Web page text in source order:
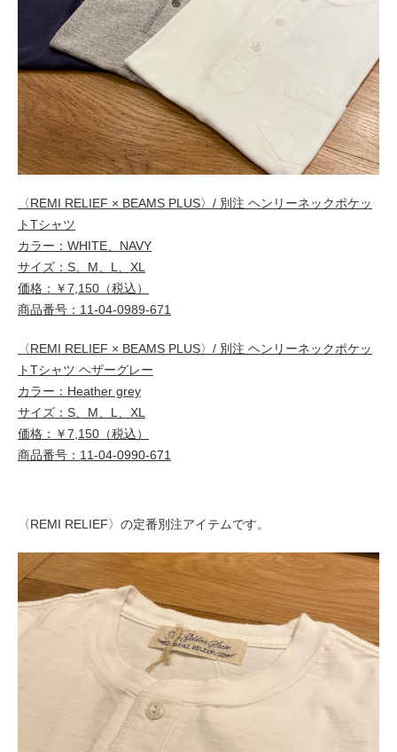
〈REMI RELIEF × BEAMS PLUS〉/ 別注 ヘンリーネックポケッ
トTシャツ
カラー：WHITE、NAVY
サイズ：S、M、L、XL
価格：￥7,150（税込）
商品番号：11-04-0989-671
〈REMI RELIEF × BEAMS PLUS〉/ 別注 ヘンリーネックポケッ
トTシャツ ヘザーグレー
カラー：Heather grey
サイズ：S、M、L、XL
価格：￥7,150（税込）
商品番号：11-04-0990-671
〈REMI RELIEF〉の定番別注アイテムです。